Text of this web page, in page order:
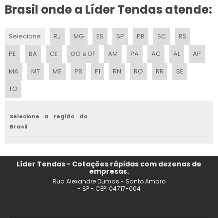
ALUGUEL DE PAINEL DE LED EM SP
ALUGUEL DE ESTRUTURA PARA FESTAS
LOCACAO DE PALCO EM SP
LOCACAO MESA PICNIC
LOCACAO DE MOVEIS PARA EVENTOS
ALUGUEL DE TV EM SP
ALUGUEL DE PALCO PRECO
Brasil onde a Líder Tendas atende:
Selecione RJ MG ES SP PR SC
RS
PE
BA CE GO e DF AM PA AC AL
AP
MA
MT MS PB PI RN RO RR
SE
TO
Selecione a região do
Brasil
Líder Tendas - Cotações rápidas com dezenas de
empresas.
Rua Alexandre Dumas - Santo Amaro
- SP - CEP: 04717-004